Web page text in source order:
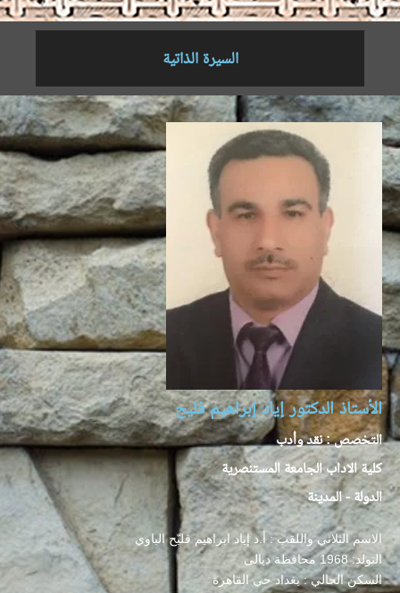
السيرة الذاتية
الأستاذ الدكتور إياد إبراهيم فليح
التخصص : نقد وأدب
كلية الاداب الجامعة المستنصرية
الدولة - المدينة
الاسم الثلاثي واللقب : أ.د إياد ابراهيم فليّح الباوي
التولد: 1968 محافظة ديالى
السكن الحالي : بغداد حي القاهرة